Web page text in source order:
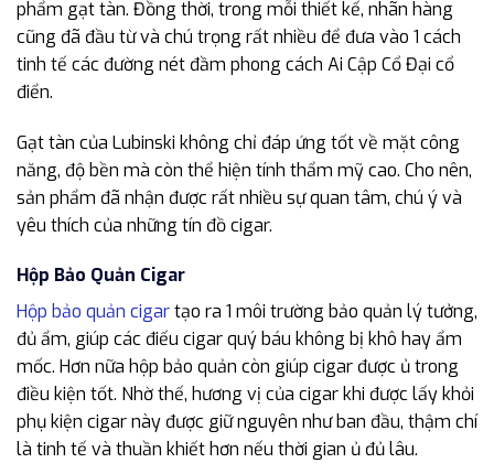
phẩm gạt tàn. Đồng thời, trong mỗi thiết kế, nhãn hàng
cũng đã đầu từ và chú trọng rất nhiều để đưa vào 1 cách
tinh tế các đường nét đầm phong cách Ai Cập Cổ Đại cổ
điển.
Gạt tàn của Lubinski không chỉ đáp ứng tốt về mặt công
năng, độ bền mà còn thể hiện tính thẩm mỹ cao. Cho nên,
sản phẩm đã nhận được rất nhiều sự quan tâm, chú ý và
yêu thích của những tín đồ cigar.
Hộp Bảo Quản Cigar
Hộp bảo quản cigartạo ra 1 môi trường bảo quản lý tưởng,
đủ ẩm, giúp các điếu cigar quý báu không bị khô hay ẩm
mốc. Hơn nữa hộp bảo quản còn giúp cigar được ủ trong
điều kiện tốt. Nhờ thế, hương vị của cigar khi được lấy khỏi
phụ kiện cigar này được giữ nguyên như ban đầu, thậm chí
là tinh tế và thuần khiết hơn nếu thời gian ủ đủ lâu.